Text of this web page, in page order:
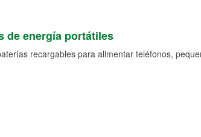
de energía portátiles
recargables para alimentar teléfonos,